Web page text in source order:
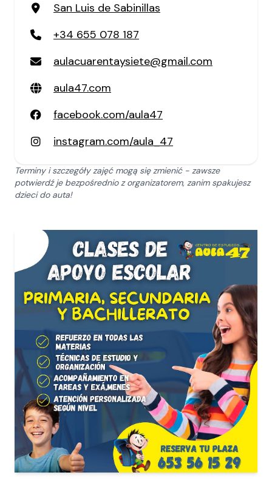
San Luis de Sabinillas
+34 655 078 187
aulacuarentaysiete@gmail.com
aula47.com
facebook.com/aula47
instagram.com/aula_47
Terminy i szczegóły zajęć mogą się zmienić - zawsze
potwierdź je bezpośrednio z organizatorem, zanim spakujesz
dzieci do auta!